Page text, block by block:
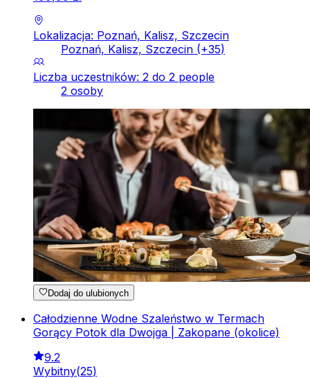
Lokalizacja: Poznań, Kalisz, Szczecin
Poznań, Kalisz, Szczecin (+35)
Liczba uczestników: 2 do 2 people
2 osoby
Dodaj do ulubionych
Całodzienne Wodne Szaleństwo w Termach
Gorący Potok dla Dwojga | Zakopane (okolice)
9.2
Wybitny(25)